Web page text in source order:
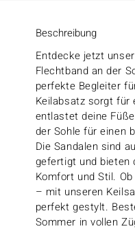
Beschreibung
Entdecke jetzt
Flechtband an der
perfekte Begleiter
Keilabsatz sorgt für
entlastet deine
der Sohle für einen
Die Sandalen sind
gefertigt und bieten
Komfort und Stil.
– mit unseren
perfekt gestylt.
Sommer in vollen